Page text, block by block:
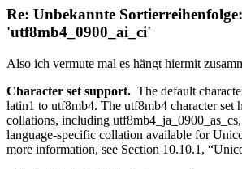
Re: Unbekannte Sortierreihenfolge:
'utf8mb4_0900_ai_ci'
Also ich vermute mal es hängt hiermit
Character set support. The default
latin1 to utf8mb4. The utf8mb4 character set
collations, including utf8mb4_ja_0900_as_cs,
language-specific collation available for
more information, see Section 10.10.1,